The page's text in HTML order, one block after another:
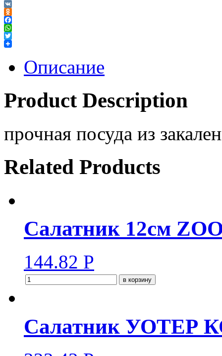
VK
Odnoklassniki
Facebook
WhatsApp
Twitter
Описание
Product Description
прочная посуда из
Related Products
Салатник 12см
144.82 Р
в корзину
Салатник УОТЕР